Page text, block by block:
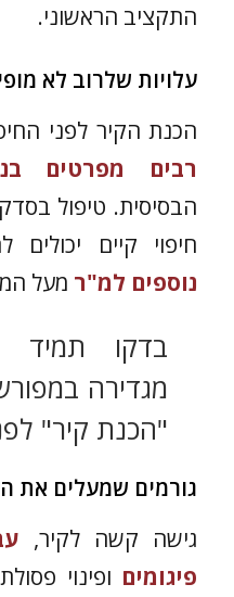
התקציב הראשוני.
עלויות שלרוב לא
הכנת הקיר לפני
רבים מפרטים
הבסיסית. טיפול
חיפוי קיים יכולים
נוספים למ"ר מעל
בדקו תמיד
מגדירה
"הכנת קיר"
גורמים שמעלים את
גישה קשה לקיר,
פיגומים ופינוי